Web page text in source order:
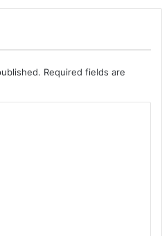
Required fields are